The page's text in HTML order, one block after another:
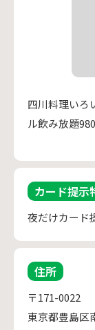
四川料理いろ
ル飲み放題
カード提示
夜だけカード
住所
〒171-0022
東京都豊島区